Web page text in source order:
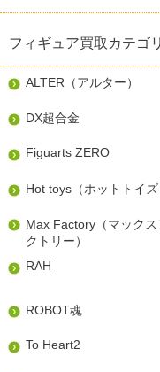
フィギュア買取カテゴ
ALTER（アルター）
DX超合金
Figuarts ZERO
Hot toys（ホットトイズ
Max Factory（マックス
クトリー）
RAH
ROBOT魂
To Heart2